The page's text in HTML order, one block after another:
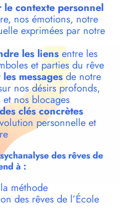
le contexte personnel
nos émotions, notre
exprimées par notre
les liensentre les
et parties du rêve
messagesde notre
nos désirs profonds,
nos blocages
clés concrètes
personnelle et
des rêves de
à :
méthode
des rêves de l’École